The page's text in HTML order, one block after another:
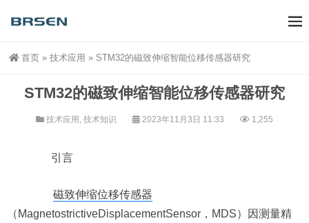
首页 » 技术应用 » STM32的磁致伸缩智能位移传感器研究
STM32的磁致伸缩智能位移传感器研究
技术应用 , 技术知识 2023年11月3日 11:33 1,255
引言
磁致伸缩位移传感器
（MagnetostrictiveDisplacementSensor，MDS）因测量精